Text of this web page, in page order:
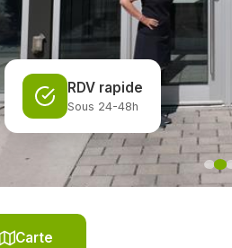
RDV rapide
Sous 24-48h
Carte